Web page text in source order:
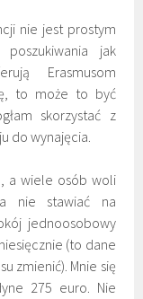
nie jest prostym
jak
Erasmusom
to może to być
skorzystać z
do wynajęcia.
a wiele osób woli
a nie stawiać na
jednoosobowy
(to dane
zmienić). Mnie się
275 euro. Nie